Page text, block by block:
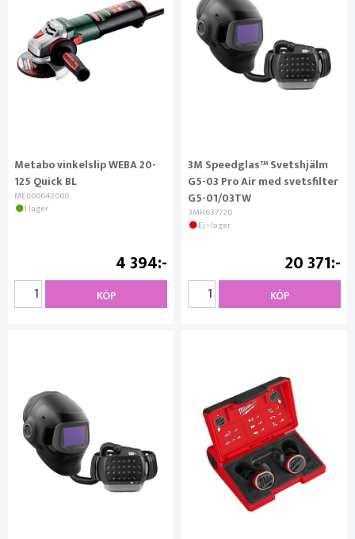
Metabo vinkelslip WEBA 20-
125 Quick BL
ME600642000
I lager
4 394
KÖP
3M Speedglas™ Svetshjälm
G5-03 Pro Air med svetsfilter
G5-01/03TW
3MH637720
Ej i lager
20 371
KÖP